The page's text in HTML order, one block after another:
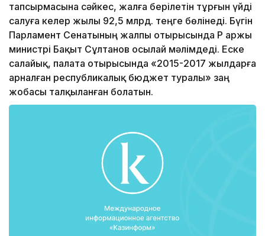
тапсырмасына сәйкес, жалға берілетін тұрғын үйді
салуға келер жылы 92,5 млрд. теңге бөлінеді. Бүгін
Парламент Сенатының жалпы отырысында ҚР Қаржы
министрі Бақыт Сұлтанов осылай мәлімдеді. Еске
салайық, палата отырысында «2015-2017 жылдарға
арналған республикалық бюджет туралы» заң
жобасы талқыланған болатын.